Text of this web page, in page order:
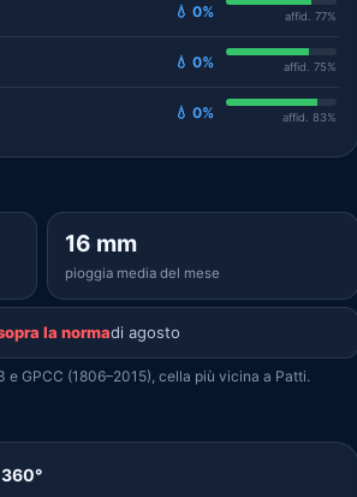
💧 0% affid. 77%
💧 0% affid. 75%
💧 0% affid. 83%
16 mm
pioggia media del mese
la normadi agosto
GPCC (1806–2015), cella più vicina a Patti.